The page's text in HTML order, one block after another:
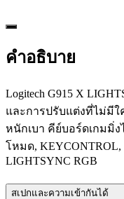
คำอธิบาย
Logitech G915 X
และการปรับแต่งที่ไม่มีใ
หนักเบา คีย์บอร์ดเกมมิ่
โหมด,
LIGHTSYNC RGB
สเปกและความเข้ากันได้